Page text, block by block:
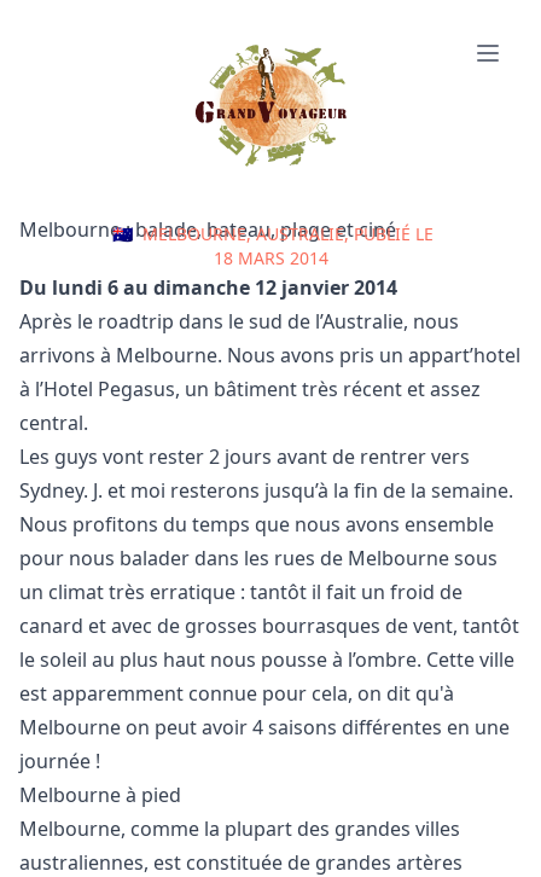
Melbourne : balade, bateau, plage et ciné
🇦🇺 MELBOURNE, AUSTRALIE, PUBLIÉ LE
18 MARS 2014
Du lundi 6 au dimanche 12 janvier 2014
Après le roadtrip dans le sud de l’Australie, nous
arrivons à Melbourne. Nous avons pris un appart’hotel
à l’Hotel Pegasus, un bâtiment très récent et assez
central.
Les guys vont rester 2 jours avant de rentrer vers
Sydney. J. et moi resterons jusqu’à la fin de la semaine.
Nous profitons du temps que nous avons ensemble
pour nous balader dans les rues de Melbourne sous
un climat très erratique : tantôt il fait un froid de
canard et avec de grosses bourrasques de vent, tantôt
le soleil au plus haut nous pousse à l’ombre. Cette ville
est apparemment connue pour cela, on dit qu'à
Melbourne on peut avoir 4 saisons différentes en une
journée !
Melbourne à pied
Melbourne, comme la plupart des grandes villes
australiennes, est constituée de grandes artères